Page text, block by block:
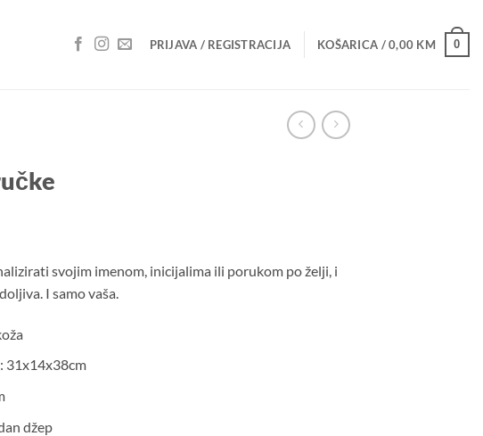
PRIJAVA / REGISTRACIJA KOŠARICA /0,00 KM 0
svojim imenom, inicijalima ili porukom po želji, i
I samo vaša.
: 31x14x38cm
džep